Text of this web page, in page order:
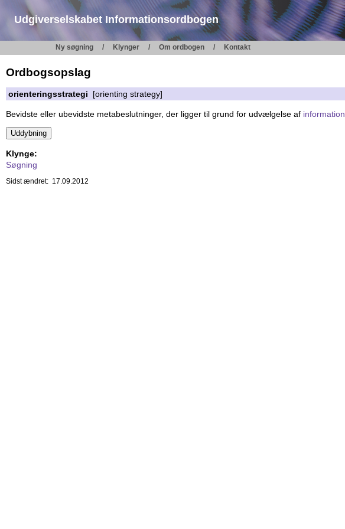
Udgiverselskabet Informationsordbogen
Ny søgning Klynger Om ordbogen Kontakt
Ordbogsopslag
orienteringsstrategi [orienting strategy]
Bevidste eller ubevidste metabeslutninger, der ligger til grund for udvælgelse af information
Klynge:
Søgning
Sidst ændret: 17.09.2012